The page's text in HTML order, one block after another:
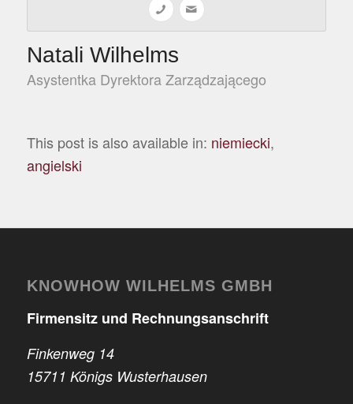
Natali Wilhelms
This post is also available in:
KNOWHOW WILHELMS GMBH
Firmensitz und Rechnungsanschrift
Finkenweg 14